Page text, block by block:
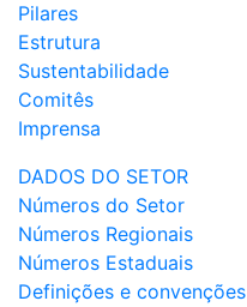
Pilares
Estrutura
Sustentabilidade
Comitês
Imprensa
DADOS DO SETOR
Números do Setor
Números Regionais
Números Estaduais
Definições e convenções